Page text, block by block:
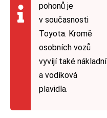
pohonů je
v současnosti
Toyota. Kromě
osobních vozů
vyvíjí také nákladní
a vodíková
plavidla.